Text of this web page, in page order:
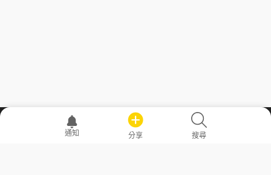
職場透明化運動
通知 分享 搜尋